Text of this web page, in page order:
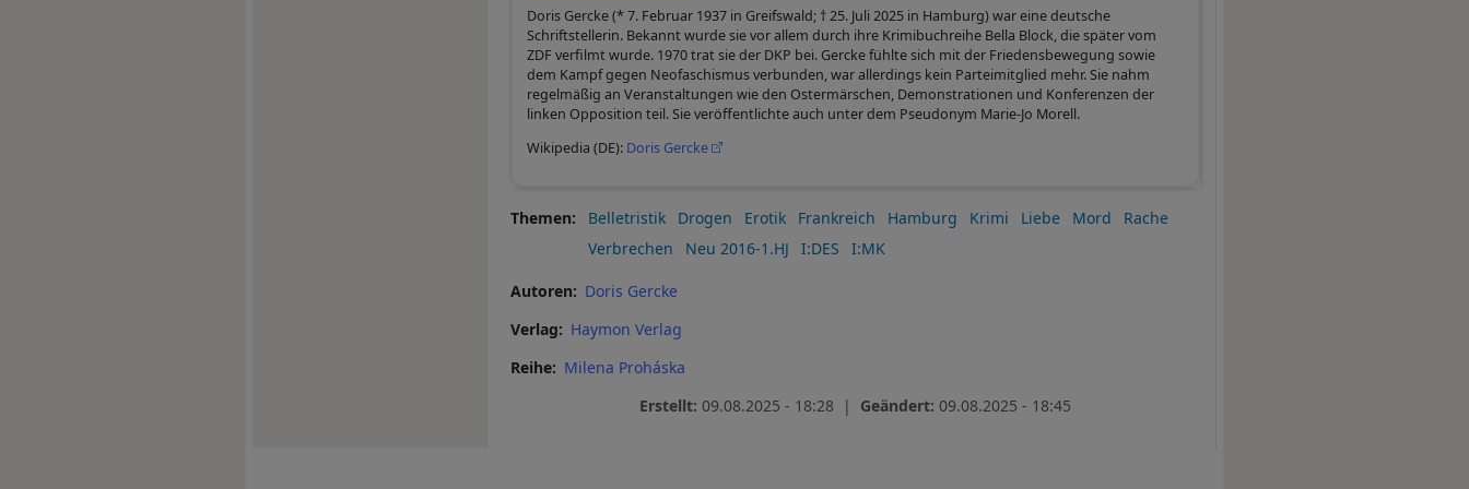
Doris Gercke (* 7. Februar 1937 in Greifswald; † 25. Juli 2025 in Hamburg) war eine deutsche
Schriftstellerin. Bekannt wurde sie vor allem durch ihre Krimibuchreihe Bella Block, die später vom
ZDF verfilmt wurde. 1970 trat sie der DKP bei. Gercke fühlte sich mit der Friedensbewegung sowie
dem Kampf gegen Neofaschismus verbunden, war allerdings kein Parteimitglied mehr. Sie nahm
regelmäßig an Veranstaltungen wie den Ostermärschen, Demonstrationen und Konferenzen der
linken Opposition teil. Sie veröffentlichte auch unter dem Pseudonym Marie-Jo Morell.
Wikipedia (DE): Doris Gercke
Themen Belletristik Drogen Erotik Frankreich Hamburg Krimi Liebe Mord
Rache
Verbrechen
Neu 2016-1.HJ I:DES I:MK
Autoren
Doris Gercke
Verlag
Haymon Verlag
Reihe
Milena Proháska
Erstellt: 09.08.2025 - 18:28 | Geändert: 09.08.2025 - 18:45